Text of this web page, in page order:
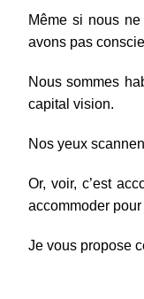
Même si nous
avons pas
Nous sommes
capital vision.
Nos yeux
Or, voir, c’est
accommoder pour
Je vous propose